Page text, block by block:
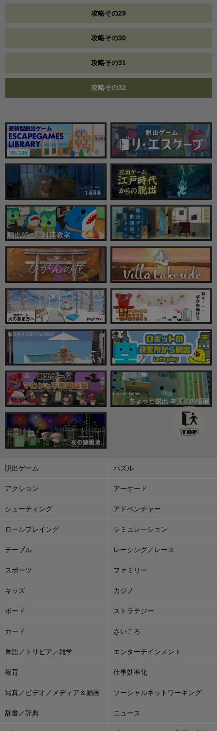
攻略その29
攻略その30
攻略その31
攻略その32
脱出ゲーム パズル
アクション アーケード
シューティング アドベンチャー
ロールプレイング シミュレーション
テーブル レーシング／レース
スポーツ ファミリー
キッズ カジノ
ボード ストラテジー
カード さいころ
単語／トリビア／雑学 エンターテインメント
教育 仕事効率化
写真／ビデオ／メディア＆動画 ソーシャルネットワーキング
辞書／辞典 ニュース